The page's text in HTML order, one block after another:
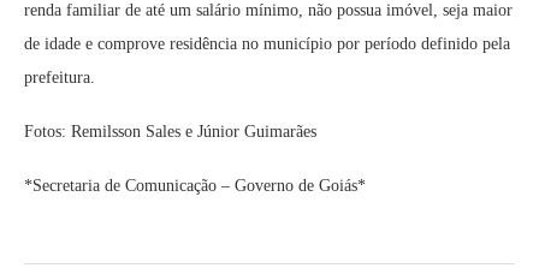
renda familiar de até um salário mínimo, não possua imóvel, seja maior
de idade e comprove residência no município por período definido pela
prefeitura.
Fotos: Remilsson Sales e Júnior Guimarães
*Secretaria de Comunicação – Governo de Goiás*